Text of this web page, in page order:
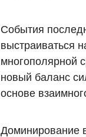
События
выстраиваться
многополярной
новый баланс
основе
Доминирование